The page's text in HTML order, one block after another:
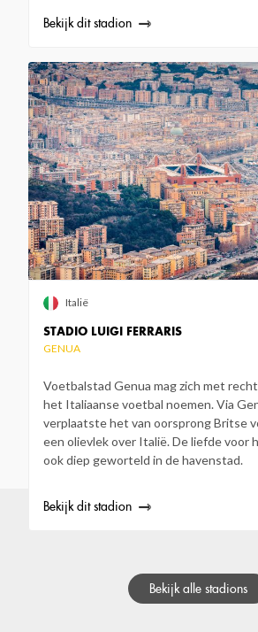
Bekijk dit stadion
STADIO LUIGI FERRARIS
GENUA
Voetbalstad Genua mag zich met
het Italiaanse voetbal noemen. Via
verplaatste het van oorsprong Britse
een olievlek over Italië. De liefde voor
ook diep geworteld in de havenstad.
Italië
Bekijk dit stadion
Bekijk alle stadions